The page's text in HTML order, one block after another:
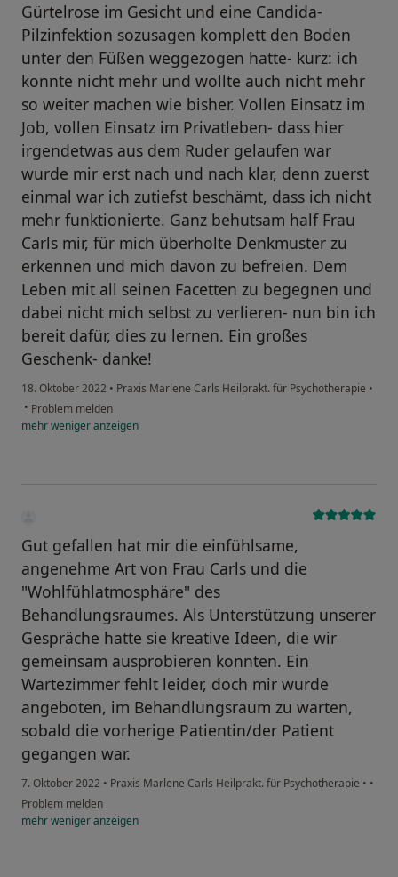
Gürtelrose im Gesicht und eine Candida-
Pilzinfektion sozusagen komplett den Boden
unter den Füßen weggezogen hatte- kurz: ich
konnte nicht mehr und wollte auch nicht mehr
so weiter machen wie bisher. Vollen Einsatz im
Job, vollen Einsatz im Privatleben- dass hier
irgendetwas aus dem Ruder gelaufen war
wurde mir erst nach und nach klar, denn zuerst
einmal war ich zutiefst beschämt, dass ich nicht
mehr funktionierte. Ganz behutsam half Frau
Carls mir, für mich überholte Denkmuster zu
erkennen und mich davon zu befreien. Dem
Leben mit all seinen Facetten zu begegnen und
dabei nicht mich selbst zu verlieren- nun bin ich
bereit dafür, dies zu lernen. Ein großes
Geschenk- danke!
18. Oktober 2022 • Praxis Marlene Carls Heilprakt. für Psychotherapie •
• Problem melden
mehrwenigeranzeigen
Gut gefallen hat mir die einfühlsame,
angenehme Art von Frau Carls und die
"Wohlfühlatmosphäre" des
Behandlungsraumes. Als Unterstützung unserer
Gespräche hatte sie kreative Ideen, die wir
gemeinsam ausprobieren konnten. Ein
Wartezimmer fehlt leider, doch mir wurde
angeboten, im Behandlungsraum zu warten,
sobald die vorherige Patientin/der Patient
gegangen war.
7. Oktober 2022 • Praxis Marlene Carls Heilprakt. für Psychotherapie • •
Problem melden
mehrwenigeranzeigen